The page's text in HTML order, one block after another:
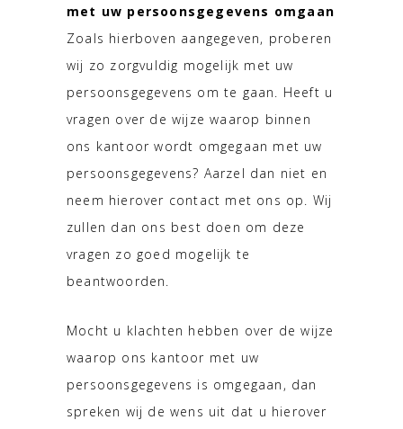
met uw persoonsgegevens omgaan
Zoals hierboven aangegeven, proberen
wij zo zorgvuldig mogelijk met uw
persoonsgegevens om te gaan. Heeft u
vragen over de wijze waarop binnen
ons kantoor wordt omgegaan met uw
persoonsgegevens? Aarzel dan niet en
neem hierover contact met ons op. Wij
zullen dan ons best doen om deze
vragen zo goed mogelijk te
beantwoorden.
Mocht u klachten hebben over de wijze
waarop ons kantoor met uw
persoonsgegevens is omgegaan, dan
spreken wij de wens uit dat u hierover